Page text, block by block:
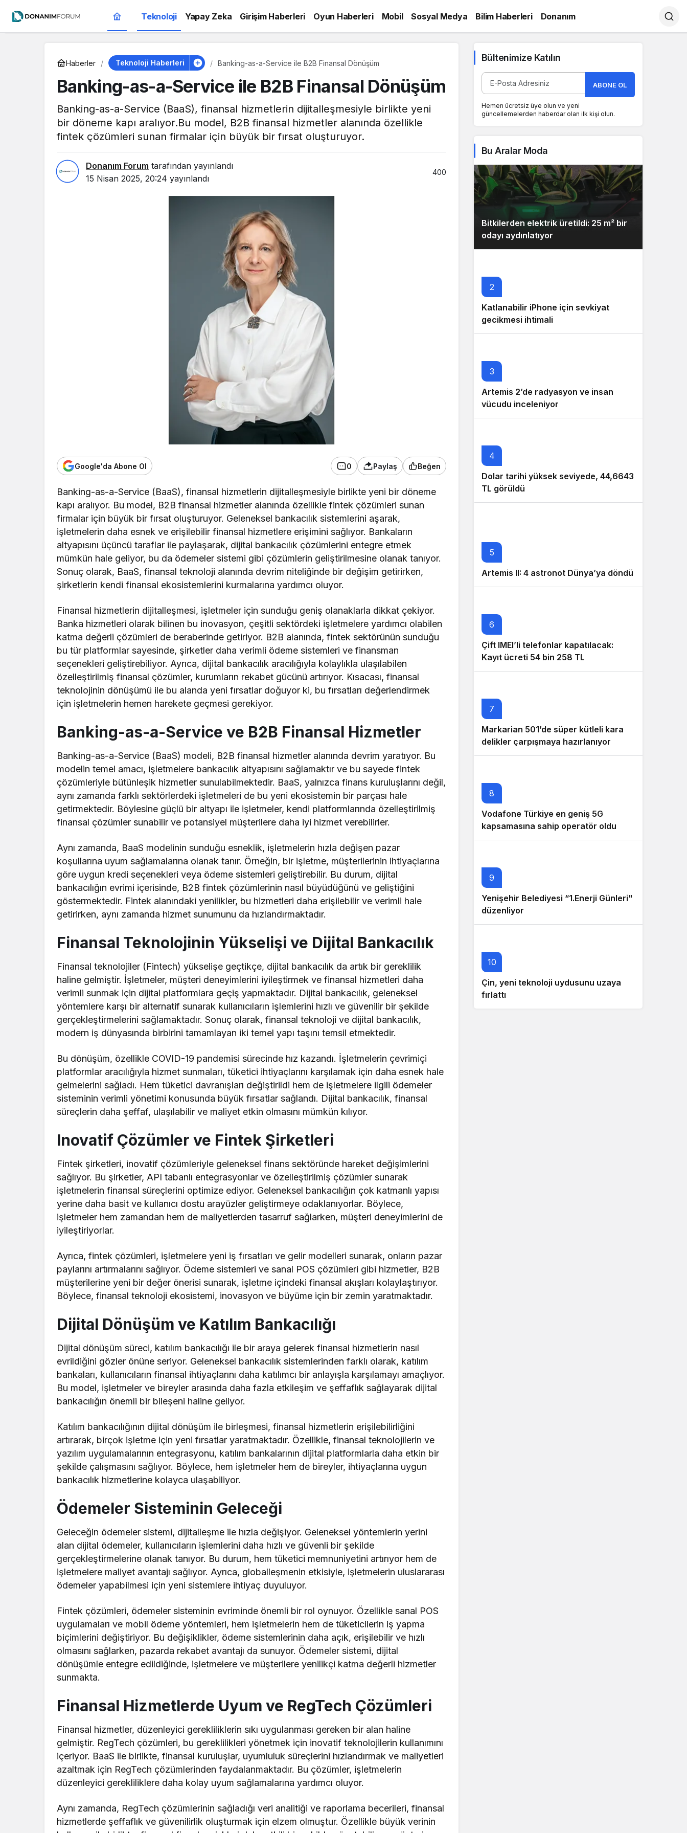
Teknoloji Yapay Zeka Girişim Haberleri Oyun Haberleri Mobil Sosyal Medya Bilim Haberleri Donanım
Haberler Teknoloji Haberleri Banking-as-a-Service ile B2B Finansal Dönüşüm
Banking-as-a-Service ile B2B Finansal Dönüşüm
Banking-as-a-Service (BaaS), finansal hizmetlerin dijitalleşmesiyle birlikte yeni
bir döneme kapı aralıyor.Bu model, B2B finansal hizmetler alanında özellikle
fintek çözümleri sunan firmalar için büyük bir fırsat oluşturuyor.
Donanım Forum tarafından yayınlandı
15 Nisan 2025, 20:24 yayınlandı
400
Google'da Abone Ol 0 Paylaş Beğen
Banking-as-a-Service (BaaS), finansal hizmetlerin dijitalleşmesiyle birlikte yeni bir döneme
kapı aralıyor. Bu model, B2B finansal hizmetler alanında özellikle fintek çözümleri sunan
firmalar için büyük bir fırsat oluşturuyor. Geleneksel bankacılık sistemlerini aşarak,
işletmelerin daha esnek ve erişilebilir finansal hizmetlere erişimini sağlıyor. Bankaların
altyapısını üçüncü taraflar ile paylaşarak, dijital bankacılık çözümlerini entegre etmek
mümkün hale geliyor, bu da ödemeler sistemi gibi çözümlerin geliştirilmesine olanak tanıyor.
Sonuç olarak, BaaS, finansal teknoloji alanında devrim niteliğinde bir değişim getirirken,
şirketlerin kendi finansal ekosistemlerini kurmalarına yardımcı oluyor.
Finansal hizmetlerin dijitalleşmesi, işletmeler için sunduğu geniş olanaklarla dikkat çekiyor.
Banka hizmetleri olarak bilinen bu inovasyon, çeşitli sektördeki işletmelere yardımcı olabilen
katma değerli çözümleri de beraberinde getiriyor. B2B alanında, fintek sektörünün sunduğu
bu tür platformlar sayesinde, şirketler daha verimli ödeme sistemleri ve finansman
seçenekleri geliştirebiliyor. Ayrıca, dijital bankacılık aracılığıyla kolaylıkla ulaşılabilen
özelleştirilmiş finansal çözümler, kurumların rekabet gücünü artırıyor. Kısacası, finansal
teknolojinin dönüşümü ile bu alanda yeni fırsatlar doğuyor ki, bu fırsatları değerlendirmek
için işletmelerin hemen harekete geçmesi gerekiyor.
Banking-as-a-Service ve B2B Finansal Hizmetler
Banking-as-a-Service (BaaS) modeli, B2B finansal hizmetler alanında devrim yaratıyor. Bu
modelin temel amacı, işletmelere bankacılık altyapısını sağlamaktır ve bu sayede fintek
çözümleriyle bütünleşik hizmetler sunulabilmektedir. BaaS, yalnızca finans kuruluşlarını değil,
aynı zamanda farklı sektörlerdeki işletmeleri de bu yeni ekosistemin bir parçası hale
getirmektedir. Böylesine güçlü bir altyapı ile işletmeler, kendi platformlarında özelleştirilmiş
finansal çözümler sunabilir ve potansiyel müşterilere daha iyi hizmet verebilirler.
Aynı zamanda, BaaS modelinin sunduğu esneklik, işletmelerin hızla değişen pazar
koşullarına uyum sağlamalarına olanak tanır. Örneğin, bir işletme, müşterilerinin ihtiyaçlarına
göre uygun kredi seçenekleri veya ödeme sistemleri geliştirebilir. Bu durum, dijital
bankacılığın evrimi içerisinde, B2B fintek çözümlerinin nasıl büyüdüğünü ve geliştiğini
göstermektedir. Fintek alanındaki yenilikler, bu hizmetleri daha erişilebilir ve verimli hale
getirirken, aynı zamanda hizmet sunumunu da hızlandırmaktadır.
Finansal Teknolojinin Yükselişi ve Dijital Bankacılık
Finansal teknolojiler (Fintech) yükselişe geçtikçe, dijital bankacılık da artık bir gereklilik
haline gelmiştir. İşletmeler, müşteri deneyimlerini iyileştirmek ve finansal hizmetleri daha
verimli sunmak için dijital platformlara geçiş yapmaktadır. Dijital bankacılık, geleneksel
yöntemlere karşı bir alternatif sunarak kullanıcıların işlemlerini hızlı ve güvenilir bir şekilde
gerçekleştirmelerini sağlamaktadır. Sonuç olarak, finansal teknoloji ve dijital bankacılık,
modern iş dünyasında birbirini tamamlayan iki temel yapı taşını temsil etmektedir.
Bu dönüşüm, özellikle COVID-19 pandemisi sürecinde hız kazandı. İşletmelerin çevrimiçi
platformlar aracılığıyla hizmet sunmaları, tüketici ihtiyaçlarını karşılamak için daha esnek hale
gelmelerini sağladı. Hem tüketici davranışları değiştirildi hem de işletmelere ilgili ödemeler
sisteminin verimli yönetimi konusunda büyük fırsatlar sağlandı. Dijital bankacılık, finansal
süreçlerin daha şeffaf, ulaşılabilir ve maliyet etkin olmasını mümkün kılıyor.
Inovatif Çözümler ve Fintek Şirketleri
Fintek şirketleri, inovatif çözümleriyle geleneksel finans sektöründe hareket değişimlerini
sağlıyor. Bu şirketler, API tabanlı entegrasyonlar ve özelleştirilmiş çözümler sunarak
işletmelerin finansal süreçlerini optimize ediyor. Geleneksel bankacılığın çok katmanlı yapısı
yerine daha basit ve kullanıcı dostu arayüzler geliştirmeye odaklanıyorlar. Böylece,
işletmeler hem zamandan hem de maliyetlerden tasarruf sağlarken, müşteri deneyimlerini de
iyileştiriyorlar.
Ayrıca, fintek çözümleri, işletmelere yeni iş fırsatları ve gelir modelleri sunarak, onların pazar
paylarını artırmalarını sağlıyor. Ödeme sistemleri ve sanal POS çözümleri gibi hizmetler, B2B
müşterilerine yeni bir değer önerisi sunarak, işletme içindeki finansal akışları kolaylaştırıyor.
Böylece, finansal teknoloji ekosistemi, inovasyon ve büyüme için bir zemin yaratmaktadır.
Dijital Dönüşüm ve Katılım Bankacılığı
Dijital dönüşüm süreci, katılım bankacılığı ile bir araya gelerek finansal hizmetlerin nasıl
evrildiğini gözler önüne seriyor. Geleneksel bankacılık sistemlerinden farklı olarak, katılım
bankaları, kullanıcıların finansal ihtiyaçlarını daha katılımcı bir anlayışla karşılamayı amaçlıyor.
Bu model, işletmeler ve bireyler arasında daha fazla etkileşim ve şeffaflık sağlayarak dijital
bankacılığın önemli bir bileşeni haline geliyor.
Katılım bankacılığının dijital dönüşüm ile birleşmesi, finansal hizmetlerin erişilebilirliğini
artırarak, birçok işletme için yeni fırsatlar yaratmaktadır. Özellikle, finansal teknolojilerin ve
yazılım uygulamalarının entegrasyonu, katılım bankalarının dijital platformlarla daha etkin bir
şekilde çalışmasını sağlıyor. Böylece, hem işletmeler hem de bireyler, ihtiyaçlarına uygun
bankacılık hizmetlerine kolayca ulaşabiliyor.
Ödemeler Sisteminin Geleceği
Geleceğin ödemeler sistemi, dijitalleşme ile hızla değişiyor. Geleneksel yöntemlerin yerini
alan dijital ödemeler, kullanıcıların işlemlerini daha hızlı ve güvenli bir şekilde
gerçekleştirmelerine olanak tanıyor. Bu durum, hem tüketici memnuniyetini artırıyor hem de
işletmelere maliyet avantajı sağlıyor. Ayrıca, globalleşmenin etkisiyle, işletmelerin uluslararası
ödemeler yapabilmesi için yeni sistemlere ihtiyaç duyuluyor.
Fintek çözümleri, ödemeler sisteminin evriminde önemli bir rol oynuyor. Özellikle sanal POS
uygulamaları ve mobil ödeme yöntemleri, hem işletmelerin hem de tüketicilerin iş yapma
biçimlerini değiştiriyor. Bu değişiklikler, ödeme sistemlerinin daha açık, erişilebilir ve hızlı
olmasını sağlarken, pazarda rekabet avantajı da sunuyor. Ödemeler sistemi, dijital
dönüşümle entegre edildiğinde, işletmelere ve müşterilere yenilikçi katma değerli hizmetler
sunmakta.
Finansal Hizmetlerde Uyum ve RegTech Çözümleri
Finansal hizmetler, düzenleyici gerekliliklerin sıkı uygulanması gereken bir alan haline
gelmiştir. RegTech çözümleri, bu gereklilikleri yönetmek için inovatif teknolojilerin kullanımını
içeriyor. BaaS ile birlikte, finansal kuruluşlar, uyumluluk süreçlerini hızlandırmak ve maliyetleri
azaltmak için RegTech çözümlerinden faydalanmaktadır. Bu çözümler, işletmelerin
düzenleyici gerekliliklere daha kolay uyum sağlamalarına yardımcı oluyor.
Aynı zamanda, RegTech çözümlerinin sağladığı veri analitiği ve raporlama becerileri, finansal
hizmetlerde şeffaflık ve güvenilirlik oluşturmak için elzem olmuştur. Özellikle büyük verinin
Bültenimize Katılın
ABONE OL
Hemen ücretsiz üye olun ve yeni
güncellemelerden haberdar olan ilk kişi olun.
Bu Aralar Moda
Bitkilerden elektrik üretildi: 25 m² bir
odayı aydınlatıyor
2
Katlanabilir iPhone için sevkiyat
gecikmesi ihtimali
3
Artemis 2’de radyasyon ve insan
vücudu inceleniyor
4
Dolar tarihi yüksek seviyede, 44,6643
TL görüldü
5
Artemis II: 4 astronot Dünya’ya döndü
6
Çift IMEI’li telefonlar kapatılacak:
Kayıt ücreti 54 bin 258 TL
7
Markarian 501’de süper kütleli kara
delikler çarpışmaya hazırlanıyor
8
Vodafone Türkiye en geniş 5G
kapsamasına sahip operatör oldu
9
Yenişehir Belediyesi “1.Enerji Günleri"
düzenliyor
10
Çin, yeni teknoloji uydusunu uzaya
fırlattı